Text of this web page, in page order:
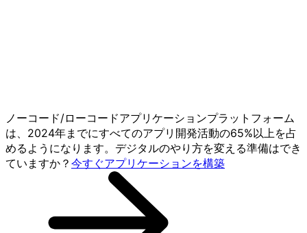
ノーコード/ローコードアプリケーションプラットフォーム
は、2024年までにすべてのアプリ開発活動の65%以上を占
めるようになります。デジタルのやり方を変える準備はでき
ていますか？ 今すぐアプリケーションを構築